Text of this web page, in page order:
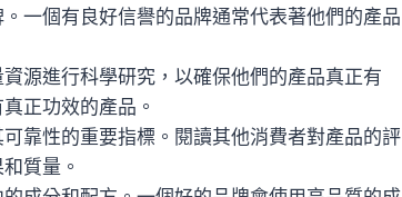
一個有良好信譽的品牌通常代表著他們的產品
源進行科學研究，以確保他們的產品真正有
正功效的產品。
靠性的重要指標。閱讀其他消費者對產品的評
質量。